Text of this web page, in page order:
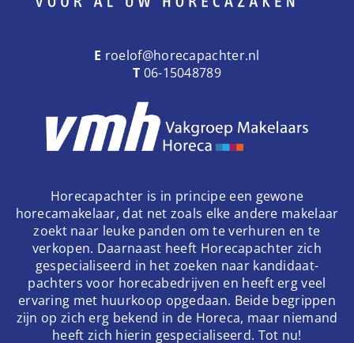
E roelof@horecapachter.nl
T 06-15048789
Horecapachter is in principe een gewone
horecamakelaar, dat net zoals elke andere makelaar
zoekt naar leuke panden om te verhuren en te
verkopen. Daarnaast heeft Horecapachter zich
gespecialiseerd in het zoeken naar kandidaat-
pachters voor horecabedrijven en heeft erg veel
ervaring met huurkoop opgedaan. Beide begrippen
zijn op zich erg bekend in de Horeca, maar niemand
heeft zich hierin gespecialiseerd. Tot nu!